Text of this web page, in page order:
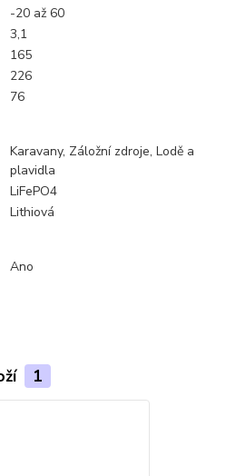
-20 až 60
3,1
165
226
76
Karavany, Záložní zdroje, Lodě a
plavidla
LiFePO4
Lithiová
Ano
1